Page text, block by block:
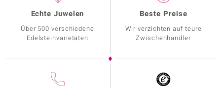
Echte Juwelen
Über 500 verschiedene
Edelsteinvarietäten
Beste Preise
Wir verzichten auf teure
Zwischenhändler